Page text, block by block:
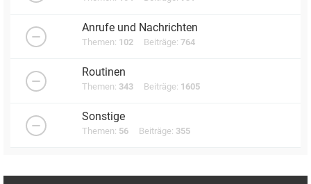
Anrufe und Nachrichten
Themen: 102 Beiträge: 764
Routinen
Themen: 343 Beiträge: 1605
Sonstige
Themen: 56 Beiträge: 355